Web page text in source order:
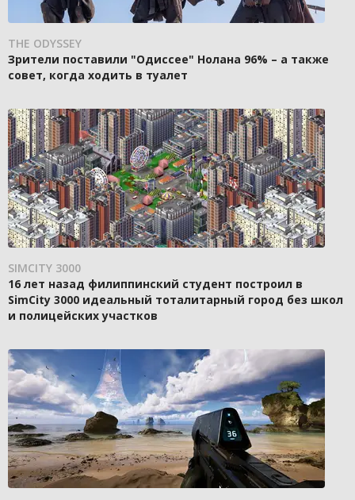
THE ODYSSEY
Зрители поставили "Одиссее" Нолана 96% – а также
совет, когда ходить в туалет
SIMCITY 3000
16 лет назад филиппинский студент построил в
SimCity 3000 идеальный тоталитарный город без школ
и полицейских участков